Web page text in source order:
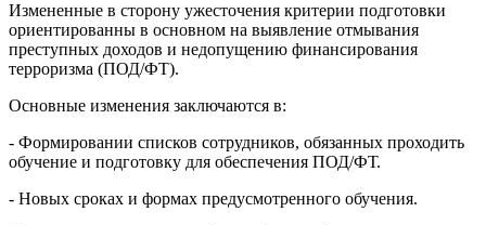
Измененные в сторону ужесточения критерии подготовки
ориентированны в основном на выявление отмывания
преступных доходов и недопущению финансирования
терроризма (ПОД/ФТ).
Основные изменения заключаются в:
- Формировании списков сотрудников, обязанных проходить
обучение и подготовку для обеспечения ПОД/ФТ.
- Новых сроках и формах предусмотренного обучения.